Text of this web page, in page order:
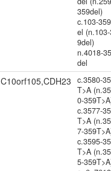
359del)
c.103-
el
9del)
n.4018-
del
C10orf105,CDH23
c.3580-
T>A
0-
c.3577-
T>A
7-
c.3595-
T>A
5-